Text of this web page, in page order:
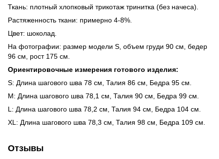
Ткань: плотный хлопковый трикотаж тринитка (без начеса).
Растяженность ткани: примерно 4-8%.
Цвет: шоколад.
На фотографии: размер модели S, объем груди 90 см, бедер
96 см, рост 175 см.
Ориентировочные измерения готового изделия:
S: Длина шагового шва 78 см, Талия 86 см, Бедра 95 см.
M: Длина шагового шва 78,1 см, Талия 90 см, Бедра 99 см.
L: Длина шагового шва 78,2 см, Талия 94 см, Бедра 104 см.
XL: Длина шагового шва 78,3 см, Талия 98 см, Бедра 109 см.
Отзывы